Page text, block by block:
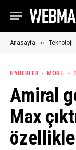
Anasayfa » Teknoloji
HABERLER MOBIL
Amiral
Max